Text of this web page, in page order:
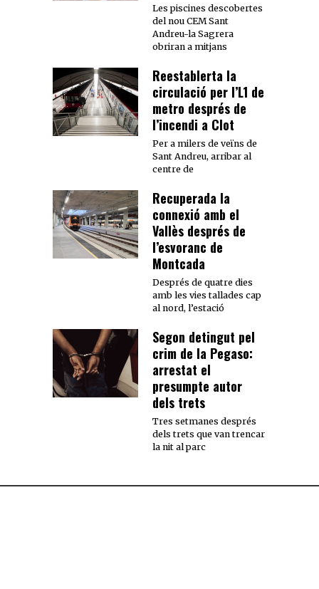
Les piscines descobertes
del nou CEM Sant
Andreu-la Sagrera
obriran a mitjans
Reestablerta la
circulació per l’L1 de
metro després de
l’incendi a Clot
Per a milers de veïns de
Sant Andreu, arribar al
centre de
Recuperada la
connexió amb el
Vallès després de
l’esvoranc de
Montcada
Després de quatre dies
amb les vies tallades cap
al nord, l’estació
Segon detingut pel
crim de la Pegaso:
arrestat el
presumpte autor
dels trets
Tres setmanes després
dels trets que van trencar
la nit al parc